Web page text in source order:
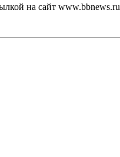
на сайт www.bbnews.ru